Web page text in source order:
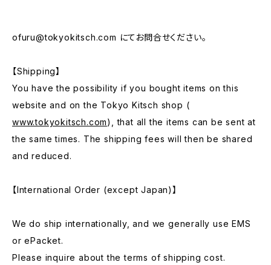
ofuru@tokyokitsch.com にてお問合せください。
【Shipping】
You have the possibility if you bought items on this
website and on the Tokyo Kitsch shop (
www.tokyokitsch.com), that all the items can be sent at
the same times. The shipping fees will then be shared
and reduced.
【International Order (except Japan)】
We do ship internationally, and we generally use EMS
or ePacket.
Please inquire about the terms of shipping cost.